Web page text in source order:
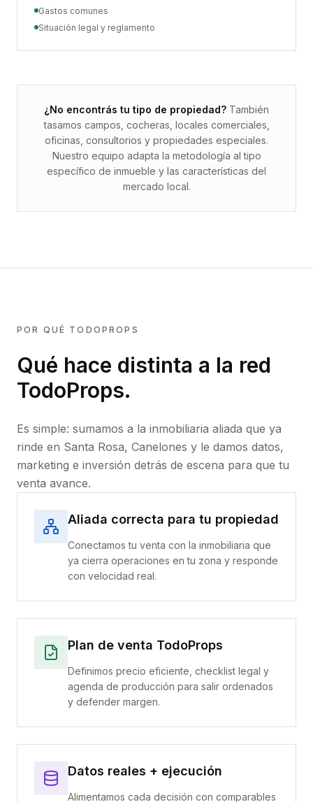
Gastos comunes
Situación legal y reglamento
¿No encontrás tu tipo de propiedad? También
tasamos campos, cocheras, locales comerciales,
oficinas, consultorios y propiedades especiales.
Nuestro equipo adapta la metodología al tipo
específico de inmueble y las características del
mercado local.
POR QUÉ TODOPROPS
Qué hace distinta a la red
TodoProps.
Es simple: sumamos a la inmobiliaria aliada que ya
rinde en Santa Rosa, Canelones y le damos datos,
marketing e inversión detrás de escena para que tu
venta avance.
Aliada correcta para tu propiedad
Conectamos tu venta con la inmobiliaria que
ya cierra operaciones en tu zona y responde
con velocidad real.
Plan de venta TodoProps
Definimos precio eficiente, checklist legal y
agenda de producción para salir ordenados
y defender margen.
Datos reales + ejecución
Alimentamos cada decisión con comparables